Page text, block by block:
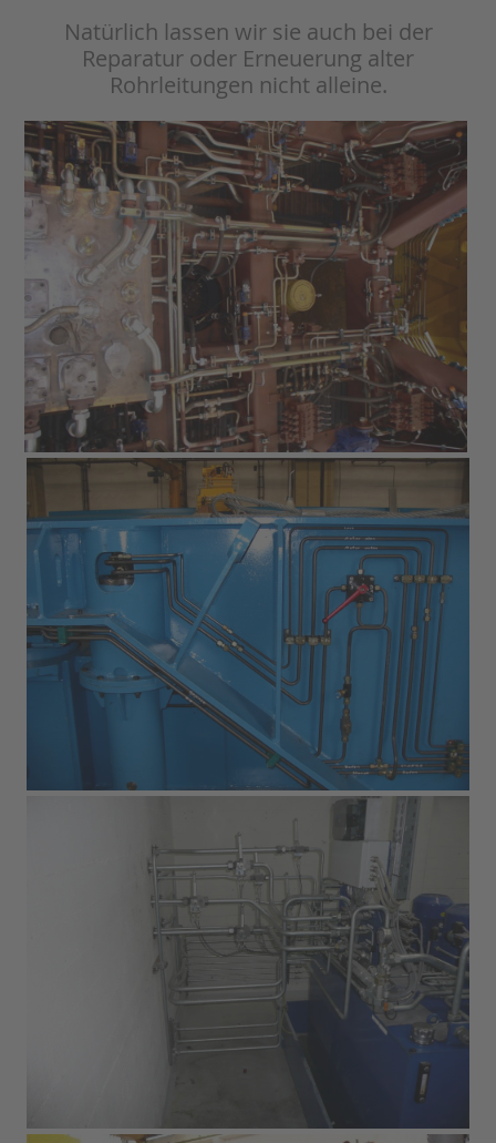
Natürlich lassen wir sie auch bei der
Reparatur oder Erneuerung alter
Rohrleitungen nicht alleine.